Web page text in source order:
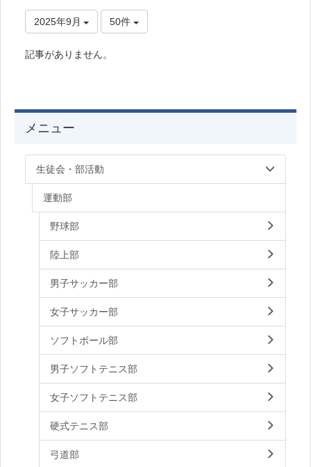
2025年9月 50件
記事がありません。
メニュー
生徒会・部活動
運動部
野球部
陸上部
男子サッカー部
女子サッカー部
ソフトボール部
男子ソフトテニス部
女子ソフトテニス部
硬式テニス部
弓道部